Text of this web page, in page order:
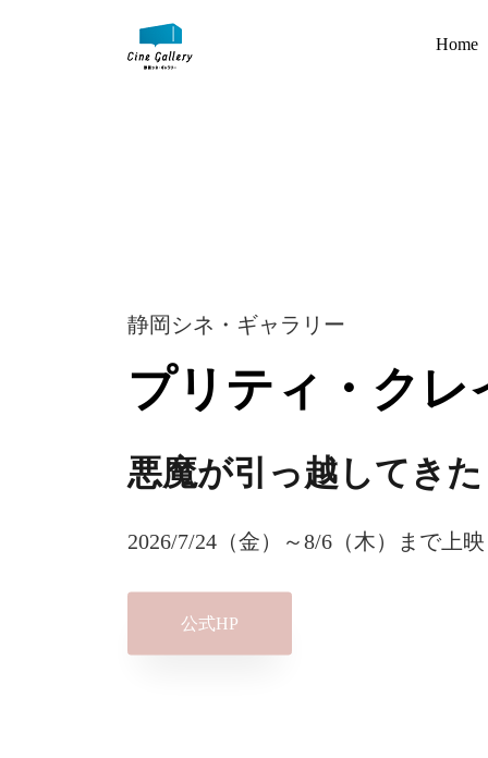
Home
静岡シネ・ギャラリー
プリティ・クレ
悪魔が引っ越してきた
2026/7/24（金）～8/6（木）まで上映
公式HP